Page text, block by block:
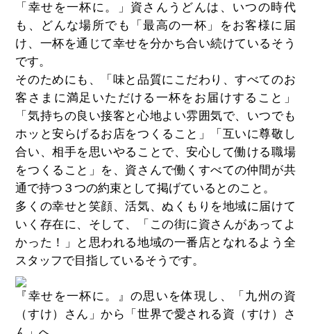
「幸せを一杯に。」資さんうどんは、いつの時代
も、どんな場所でも「最高の一杯」をお客様に届
け、一杯を通じて幸せを分かち合い続けているそう
です。
そのためにも、「味と品質にこだわり、すべてのお
客さまに満足いただける一杯をお届けすること」
「気持ちの良い接客と心地よい雰囲気で、いつでも
ホッと安らげるお店をつくること」「互いに尊敬し
合い、相手を思いやることで、安心して働ける職場
をつくること」を、資さんで働くすべての仲間が共
通で持つ３つの約束として掲げているとのこと。
多くの幸せと笑顔、活気、ぬくもりを地域に届けて
いく存在に、そして、「この街に資さんがあってよ
かった！」と思われる地域の一番店となれるよう全
スタッフで目指しているそうです。
『幸せを一杯に。』の思いを体現し、「九州の資
（すけ）さん」から「世界で愛される資（すけ）さ